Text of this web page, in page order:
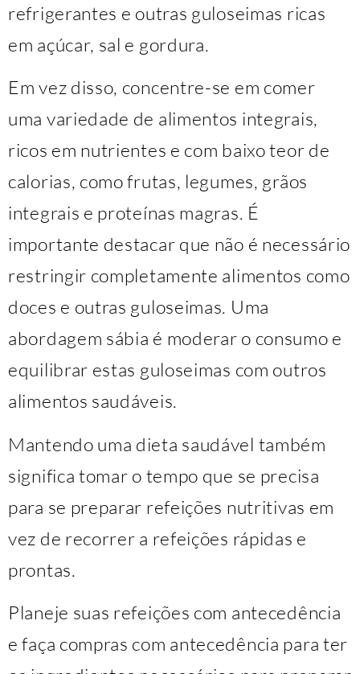
refrigerantes e outras guloseimas ricas
em açúcar, sal e gordura.
Em vez disso, concentre-se em comer
uma variedade de alimentos integrais,
ricos em nutrientes e com baixo teor de
calorias, como frutas, legumes, grãos
integrais e proteínas magras. É
importante destacar que não é necessário
restringir completamente alimentos como
doces e outras guloseimas. Uma
abordagem sábia é moderar o consumo e
equilibrar estas guloseimas com outros
alimentos saudáveis.
Mantendo uma dieta saudável também
significa tomar o tempo que se precisa
para se preparar refeições nutritivas em
vez de recorrer a refeições rápidas e
prontas.
Planeje suas refeições com antecedência
e faça compras com antecedência para ter